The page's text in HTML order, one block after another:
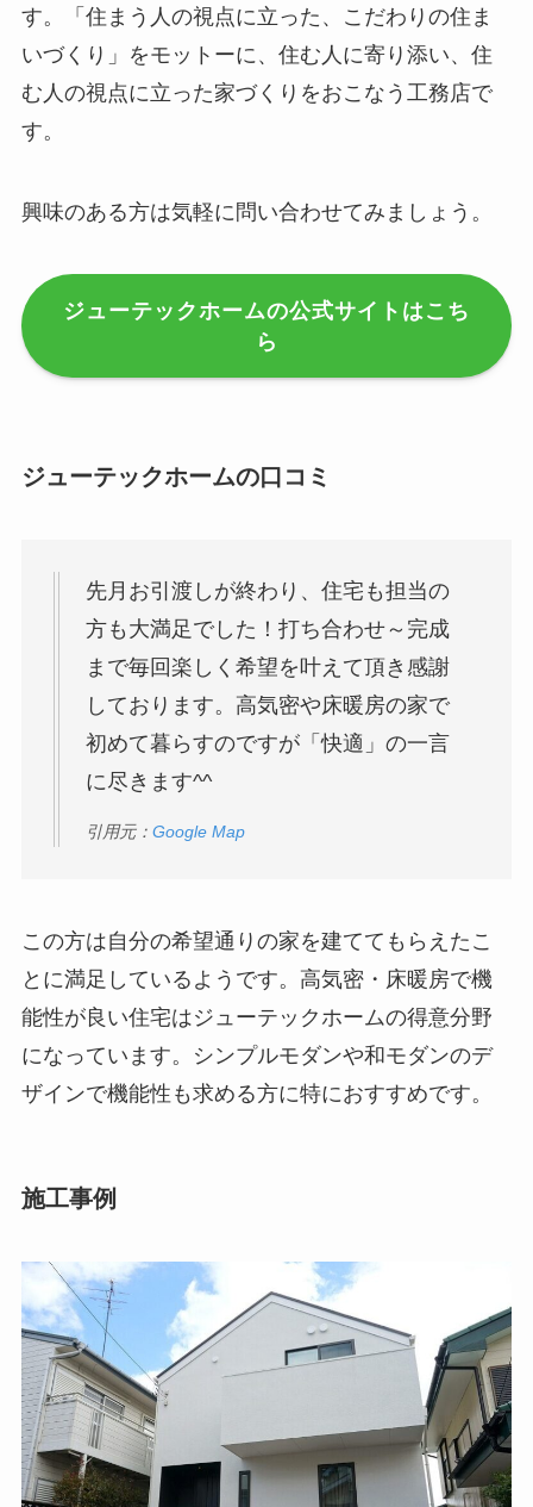
す。「住まう人の視点に立った、こだわりの住ま
いづくり」をモットーに、住む人に寄り添い、住
む人の視点に立った家づくりをおこなう工務店で
す。
興味のある方は気軽に問い合わせてみましょう。
ジューテックホームの公式サイトはこち
ら
ジューテックホームの口コミ
先月お引渡しが終わり、住宅も担当の
方も大満足でした！打ち合わせ～完成
まで毎回楽しく希望を叶えて頂き感謝
しております。高気密や床暖房の家で
初めて暮らすのですが「快適」の一言
に尽きます^^
引用元： Google Map
この方は自分の希望通りの家を建ててもらえたこ
とに満足しているようです。高気密・床暖房で機
能性が良い住宅はジューテックホームの得意分野
になっています。シンプルモダンや和モダンのデ
ザインで機能性も求める方に特におすすめです。
施工事例